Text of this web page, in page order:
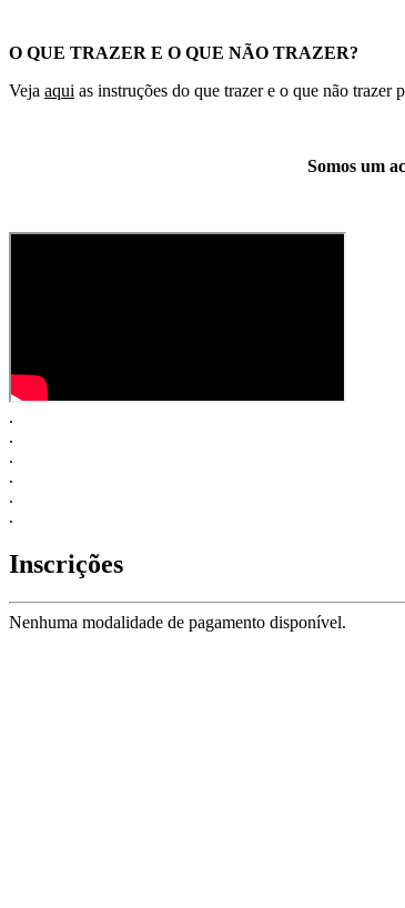
O QUE TRAZER E O QUE NÃO TRAZER?
Veja aqui as instruções do que trazer e o que não trazer
Somos um
.
.
.
.
.
.
Inscrições
Nenhuma modalidade de pagamento disponível.